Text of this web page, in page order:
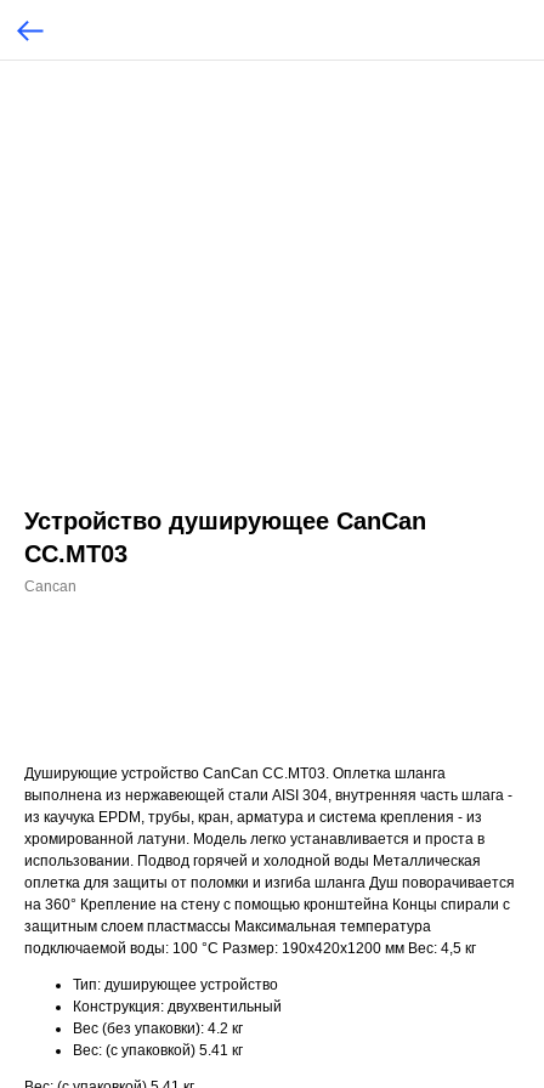
Устройство душирующее CanCan
CC.MT03
Cancan
Душирующие устройство CanCan CC.MT03. Оплетка шланга
выполнена из нержавеющей стали AISI 304, внутренняя часть шлага -
из каучука EPDM, трубы, кран, арматура и система крепления - из
хромированной латуни. Модель легко устанавливается и проста в
использовании. Подвод горячей и холодной воды Металлическая
оплетка для защиты от поломки и изгиба шланга Душ поворачивается
на 360° Крепление на стену с помощью кронштейна Концы спирали с
защитным слоем пластмассы Максимальная температура
подключаемой воды: 100 °С Размер: 190х420х1200 мм Вес: 4,5 кг
Тип: душирующее устройство
Конструкция: двухвентильный
Вес (без упаковки): 4.2 кг
Вес: (с упаковкой) 5.41 кг